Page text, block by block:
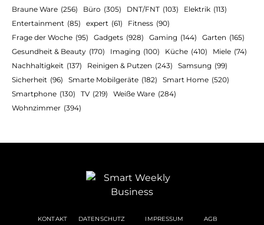
Braune Ware (256) Büro (305) DNT/FNT (103) Elektrik (113)
Entertainment (85) expert (61) Fitness (90)
Frage der Woche (95) Gadgets (928) Gaming (144) Garten (165)
Gesundheit & Beauty (170) Imaging (100) Küche (410) Miele (74)
Nachhaltigkeit (137) Reinigen & Putzen (243) Samsung (99)
Sicherheit (96) Smarte Mobilgeräte (182) Smart Home (520)
Smartphone (130) TV (219) Weiße Ware (284)
Wohnzimmer (394)
KONTAKT DATENSCHUTZ IMPRESSUM AGB